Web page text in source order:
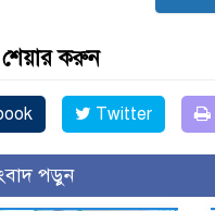
শেয়ার করুন
Twitter
পড়ুন